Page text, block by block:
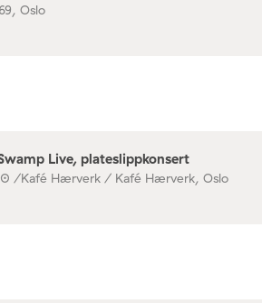
Oslo
Live, plateslippkonsert
/Kafé Hærverk / Kafé Hærverk, Oslo